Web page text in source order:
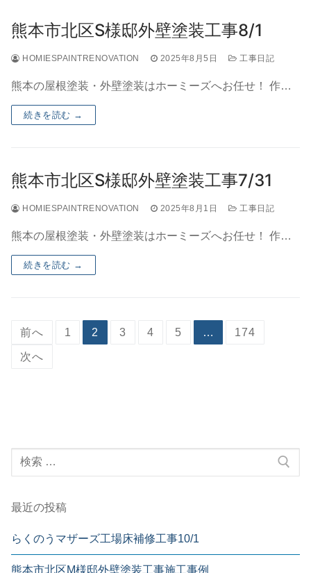
熊本市北区S様邸外壁塗装工事8/1
HOMIESPAINTRENOVATION 2025年8月5日 工事日記
熊本の屋根塗装・外壁塗装はホーミーズへお任せ！ 作…
続きを読む →
熊本市北区S様邸外壁塗装工事7/31
HOMIESPAINTRENOVATION 2025年8月1日 工事日記
熊本の屋根塗装・外壁塗装はホーミーズへお任せ！ 作…
続きを読む →
前へ 1 2 3 4 5 … 174
次へ
最近の投稿
らくのうマザーズ工場床補修工事10/1
熊本市北区M様邸外壁塗装工事施工事例